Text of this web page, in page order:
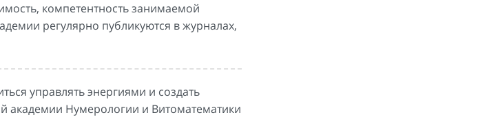
компетентность занимаемой
регулярно публикуются в журналах,
управлять энергиями и создать
академии Нумерологии и Витоматематики